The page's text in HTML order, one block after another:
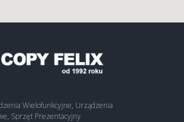
Wielofunkcyjne, Urządzenia
Sprzęt Prezentacyjny